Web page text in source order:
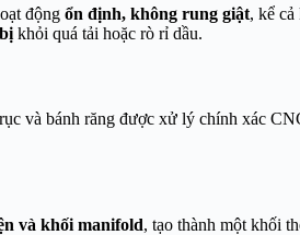
động ổn định, không rung giật, kể cả
khỏi quá tải hoặc rò rỉ dầu.
và bánh răng được xử lý chính xác
và khối manifold, tạo thành một khối